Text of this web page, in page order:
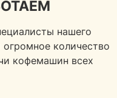
нашего
количество
кофемашин всех